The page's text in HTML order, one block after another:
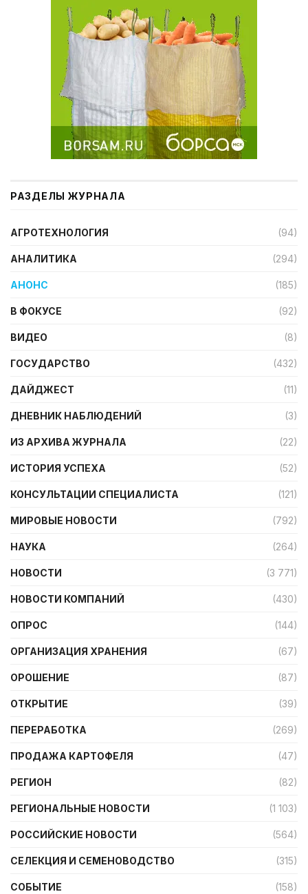
РАЗДЕЛЫ ЖУРНАЛА
АГРОТЕХНОЛОГИЯ (94)
АНАЛИТИКА (294)
АНОНС (185)
В ФОКУСЕ (92)
ВИДЕО (8)
ГОСУДАРСТВО (432)
ДАЙДЖЕСТ (11)
ДНЕВНИК НАБЛЮДЕНИЙ (3)
ИЗ АРХИВА ЖУРНАЛА (22)
ИСТОРИЯ УСПЕХА (52)
КОНСУЛЬТАЦИИ СПЕЦИАЛИСТА (121)
МИРОВЫЕ НОВОСТИ (792)
НАУКА (264)
НОВОСТИ (3 771)
НОВОСТИ КОМПАНИЙ (430)
ОПРОС (144)
ОРГАНИЗАЦИЯ ХРАНЕНИЯ (67)
ОРОШЕНИЕ (87)
ОТКРЫТИЕ (39)
ПЕРЕРАБОТКА (269)
ПРОДАЖА КАРТОФЕЛЯ (47)
РЕГИОН (82)
РЕГИОНАЛЬНЫЕ НОВОСТИ (1 103)
РОССИЙСКИЕ НОВОСТИ (564)
СЕЛЕКЦИЯ И СЕМЕНОВОДСТВО (315)
СОБЫТИЕ (158)